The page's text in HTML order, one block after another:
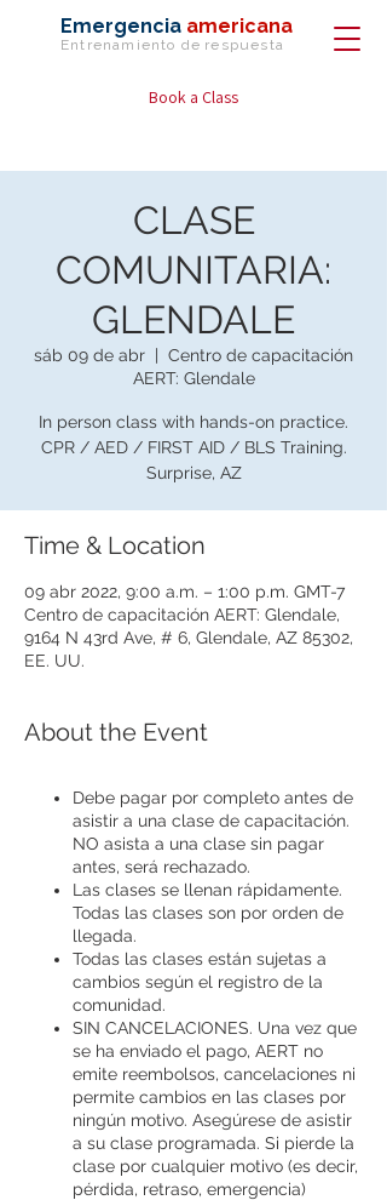
Emergencia americana
Entrenamiento de respuesta
Book a Class
CLASE
COMUNITARIA:
GLENDALE
sáb 09 de abr
  |
Centro de capacitación
AERT: Glendale
In person class with hands-on practice.
CPR / AED / FIRST AID / BLS Training.
Surprise, AZ
Time & Location
09 abr 2022, 9:00 a.m. – 1:00 p.m. GMT-7
Centro de capacitación AERT: Glendale,
9164 N 43rd Ave, # 6, Glendale, AZ 85302,
EE. UU.
About the Event
Debe pagar por completo antes de
asistir a una clase de capacitación.
NO asista a una clase sin pagar
antes, será rechazado.
Las clases se llenan rápidamente.
Todas las clases son por orden de
llegada.
Todas las clases están sujetas a
cambios según el registro de la
comunidad.
SIN CANCELACIONES. Una vez que
se ha enviado el pago, AERT no
emite reembolsos, cancelaciones ni
permite cambios en las clases por
ningún motivo. Asegúrese de asistir
a su clase programada. Si pierde la
clase por cualquier motivo (es decir,
pérdida, retraso, emergencia)